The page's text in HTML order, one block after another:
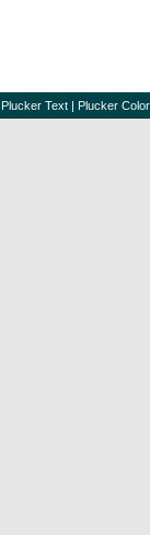
Plucker Text | Plucker Color